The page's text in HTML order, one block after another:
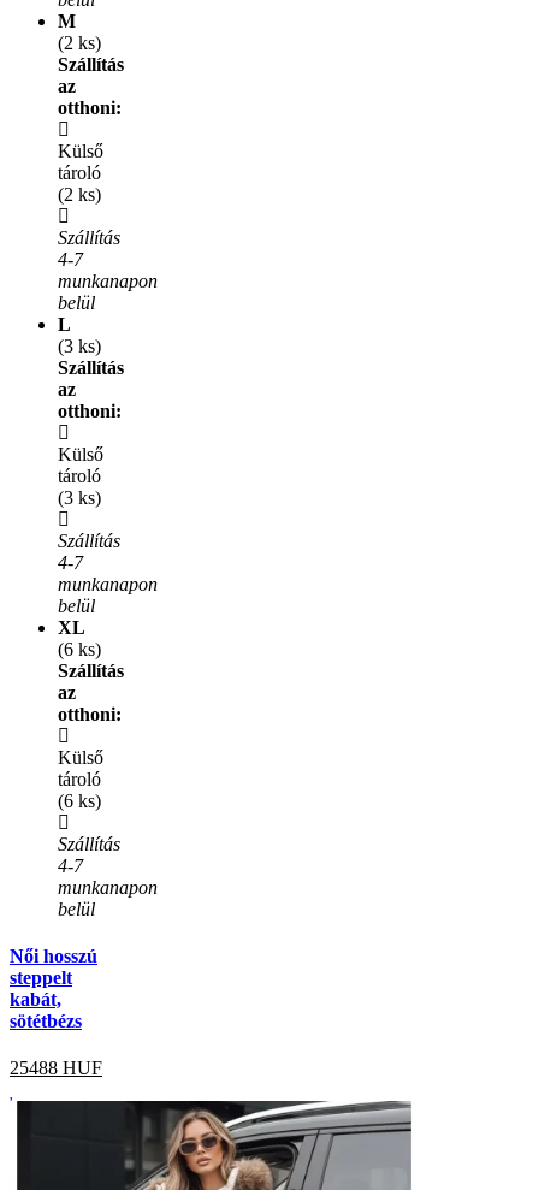
M
(2 ks)
Szállítás
az
otthoni:
Külső
tároló
(2 ks)
Szállítás
4-7
munkanapon
belül
L
(3 ks)
Szállítás
az
otthoni:
Külső
tároló
(3 ks)
Szállítás
4-7
munkanapon
belül
XL
(6 ks)
Szállítás
az
otthoni:
Külső
tároló
(6 ks)
Szállítás
4-7
munkanapon
belül
Női hosszú
steppelt
kabát,
sötétbézs
25488 HUF